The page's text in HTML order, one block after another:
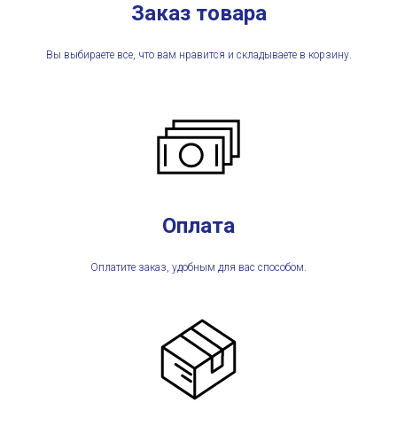
Заказ товара
Вы выбираете все, что вам нравится и складываете в корзину.
Оплата
Оплатите заказ, удобным для вас способом.